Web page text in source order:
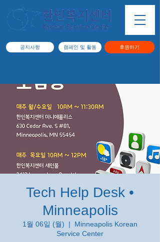
공지사항 캠페인 및 활동 후원하기
Tech Help Desk •
Minneapolis
1월 06일 (월)
  |
Minneapolis Korean
Service Center